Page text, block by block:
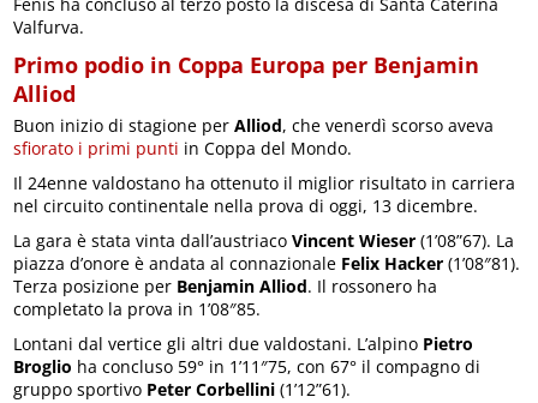
Valfurva.
Primo podio in Coppa Europa per Benjamin
Alliod
Buon inizio di stagione perAlliod, che venerdì scorso aveva
sfiorato i primi punti in Coppa del Mondo.
Il 24enne valdostano ha ottenuto il miglior risultato in carriera
nel circuito continentale nella prova di oggi, 13 dicembre.
La gara è stata vinta dall’austriacoVincent Wieser (1’08”67). La
piazza d’onore è andata al connazionale Felix Hacker (1’08″81).
Terza posizione per Benjamin Alliod. Il rossonero ha
completato la prova in 1’08″85.
Lontani dal vertice gli altri due valdostani. L’alpino Pietro
Broglio ha concluso 59° in 1’11″75, con 67° il compagno di
gruppo sportivo Peter Corbellini (1’12”61).